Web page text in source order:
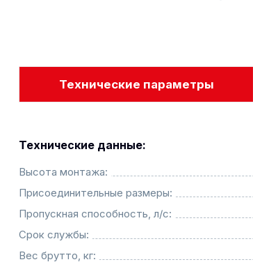
Технические параметры
Технические данные:
Высота монтажа:
Присоединительные размеры:
Пропускная способность, л/с:
Срок службы:
Вес брутто, кг: